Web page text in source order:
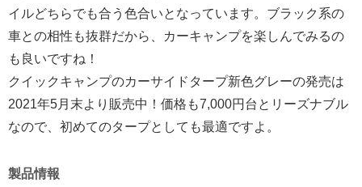
イルどちらでも合う色合いとなっています。ブラック系の
車との相性も抜群だから、カーキャンプを楽しんでみるの
も良いですね！
クイックキャンプのカーサイドタープ新色グレーの発売は
2021年5月末より販売中！価格も7,000円台とリーズナブル
なので、初めてのタープとしても最適ですよ。
製品情報